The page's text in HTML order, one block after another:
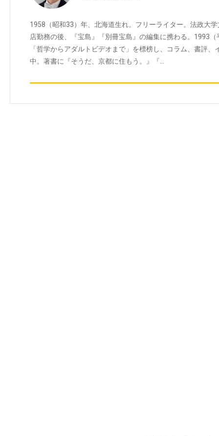
1958（昭和33）年、北海道生れ。フリーライター。法政大
店勤務の後、『宝島』『別冊宝島』の編集に携わる。1993
「哲学からアダルトビデオまで」を標榜し、コラム、書評
中。著書に『そうだ、京都に住もう。』『…